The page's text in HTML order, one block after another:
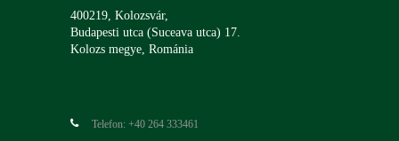
400219, Kolozsvár,
Budapesti utca (Suceava utca) 17.
Kolozs megye, Románia
Telefon: +40 264 333461